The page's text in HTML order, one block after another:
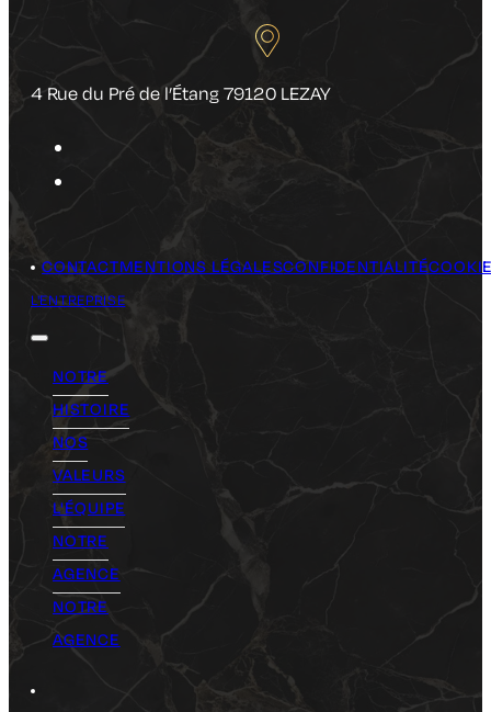
4 Rue du Pré de l’Étang 79120 LEZAY
L'ENTREPRISE
NOTRE
HISTOIRE
NOS
VALEURS
L'ÉQUIPE
NOTRE
AGENCE
NOTRE
AGENCE
CONTACTMENTIONS LÉGALESCONFIDENTIALITÉ